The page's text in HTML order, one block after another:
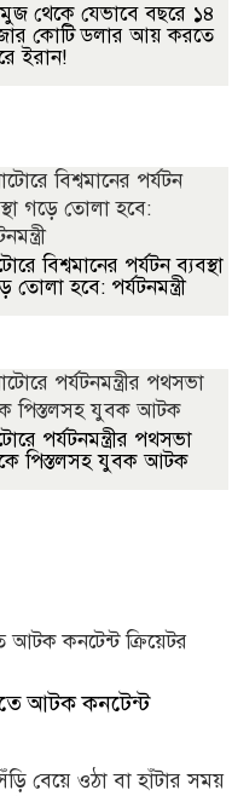
থেকে যেভাবে বছরে ১৪
কোটি ডলার আয় করতে
ইরান!
বিশ্বমানের পর্যটন ব্যবস্থা
তোলা হবে: পর্যটনমন্ত্রী
পর্যটনমন্ত্রীর পথসভা
পিস্তলসহ যুবক আটক
আটক কনটেন্ট